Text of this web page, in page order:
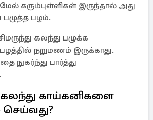
கரும்புள்ளிகள் இருந்தால் அது
பழம்.
கலந்து பழுக்க
நறுமணம் இருக்காது.
நுகர்ந்து பார்த்து
கலந்து காய்கனிகளை
செய்வது?